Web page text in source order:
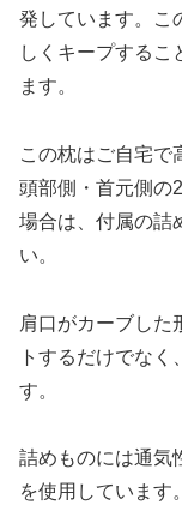
発しています。こ
しくキープするこ
ます。
この枕はご自宅で
頭部側・首元側の
場合は、付属の詰
い。
肩口がカーブした
トするだけでな
す。
詰めものには通気
を使用しています